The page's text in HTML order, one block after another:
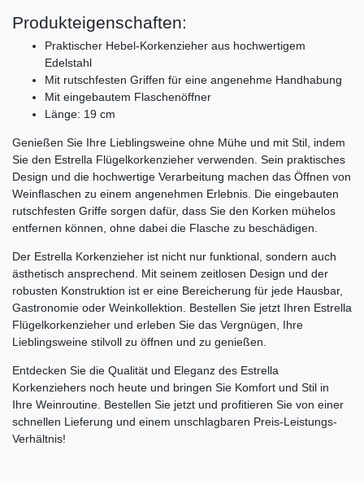
Produkteigenschaften:
Praktischer Hebel-Korkenzieher aus hochwertigem
Edelstahl
Mit rutschfesten Griffen für eine angenehme Handhabung
Mit eingebautem Flaschenöffner
Länge: 19 cm
Genießen Sie Ihre Lieblingsweine ohne Mühe und mit Stil, indem
Sie den Estrella Flügelkorkenzieher verwenden. Sein praktisches
Design und die hochwertige Verarbeitung machen das Öffnen von
Weinflaschen zu einem angenehmen Erlebnis. Die eingebauten
rutschfesten Griffe sorgen dafür, dass Sie den Korken mühelos
entfernen können, ohne dabei die Flasche zu beschädigen.
Der Estrella Korkenzieher ist nicht nur funktional, sondern auch
ästhetisch ansprechend. Mit seinem zeitlosen Design und der
robusten Konstruktion ist er eine Bereicherung für jede Hausbar,
Gastronomie oder Weinkollektion. Bestellen Sie jetzt Ihren Estrella
Flügelkorkenzieher und erleben Sie das Vergnügen, Ihre
Lieblingsweine stilvoll zu öffnen und zu genießen.
Entdecken Sie die Qualität und Eleganz des Estrella
Korkenziehers noch heute und bringen Sie Komfort und Stil in
Ihre Weinroutine. Bestellen Sie jetzt und profitieren Sie von einer
schnellen Lieferung und einem unschlagbaren Preis-Leistungs-
Verhältnis!